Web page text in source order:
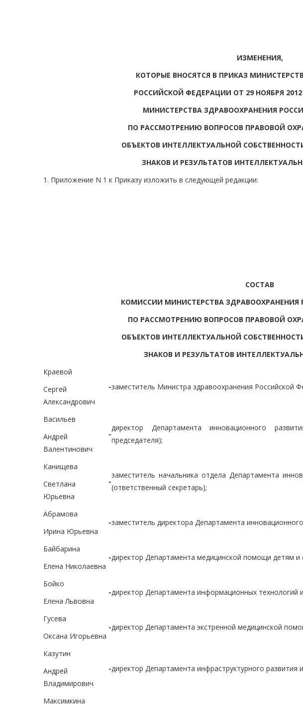
ИЗМЕНЕНИЯ,
КОТОРЫЕ ВНОСЯТСЯ В ПРИКАЗ
РОССИЙСКОЙ ФЕДЕРАЦИИ ОТ 29 НОЯБРЯ 2012
МИНИСТЕРСТВА ЗДРАВООХРАНЕНИЯ
ПО РАССМОТРЕНИЮ ВОПРОСОВ ПРАВОВОЙ
ОБЪЕКТОВ ИНТЕЛЛЕКТУАЛЬНОЙ
ЗНАКОВ И РЕЗУЛЬТАТОВ
1. Приложение N 1 к Приказу изложить в следующей редакции:
СОСТАВ
КОМИССИИ МИНИСТЕРСТВА
ПО РАССМОТРЕНИЮ ВОПРОСОВ ПРАВОВОЙ
ОБЪЕКТОВ ИНТЕЛЛЕКТУАЛЬНОЙ
ЗНАКОВ И РЕЗУЛЬТАТОВ
Краевой
Сергей
Александрович
-заместитель Министра здравоохранения Российской
Васильев
Андрей
Валентинович
-
директор Департамента инновационного
председателя);
Канищева
Светлана
Юрьевна
-
заместитель начальника отдела Департамента
(ответственный секретарь);
Абрамова
Ирина Юрьевна
-заместитель директора Департамента
Байбарина
Елена Николаевна
-директор Департамента медицинской помощи детям
Бойко
Елена Львовна
-директор Департамента информационных технологий
Гусева
Оксана Игорьевна
-директор Департамента экстренной медицинской
Казутин
Андрей
Владимирович
-директор Департамента инфраструктурного развития
Максимкина